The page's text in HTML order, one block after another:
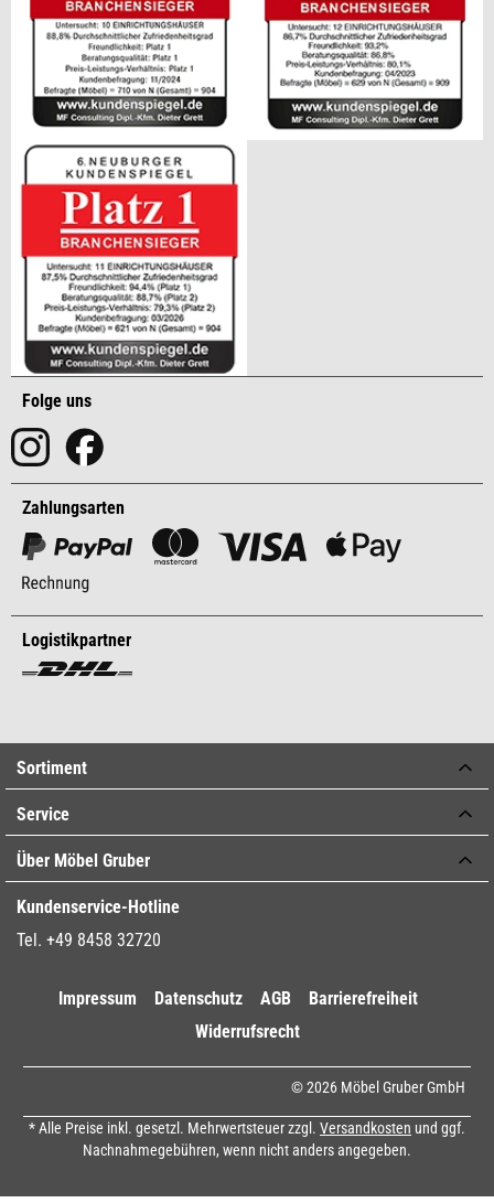
Folge uns
Zahlungsarten
Logistikpartner
Sortiment
Service
Über Möbel Gruber
Kundenservice-Hotline
Tel. +49 8458 32720
Impressum Datenschutz AGB
Barrierefreiheit
Widerrufsrecht
© 2026 Möbel Gruber GmbH
* Alle Preise inkl. gesetzl. Mehrwertsteuer zzgl. Versandkosten und ggf.
Nachnahmegebühren, wenn nicht anders angegeben.